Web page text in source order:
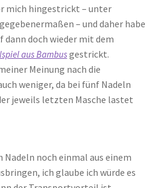
mich hingestrickt – unter
– und daher habe
dann doch wieder mit dem
aus Bambusgestrickt.
Meinung nach die
weniger, da bei fünf Nadeln
jeweils letzten Masche lastet
noch einmal aus einem
ich glaube ich würde es